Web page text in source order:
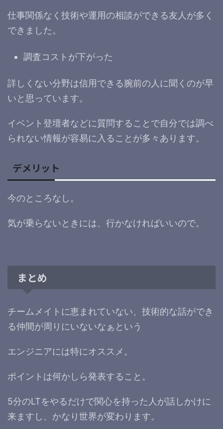
仕事関係なく技術や運用の相談ができる友人が多く
できました。
調査コストが下がった
詳しくない分野は信用できる腕前の人に聞くのが早
いと思っています。
イベント登壇者などに質問することで自分では調べ
られない情報が容易に入ることが多々あります。
デメリット
今のところなし。
気が乗らないときには、行かなければいいので。
まとめ
チームメイトに恵まれていない、技術的な話ができ
る仲間が周りにいないなぁという
エンジニアには特にオススメ。
ポイントは何かしら発表すること。
5分のLTをやるだけで関心を持った人が話しかけに
来ますし、かなり世界が変わります。